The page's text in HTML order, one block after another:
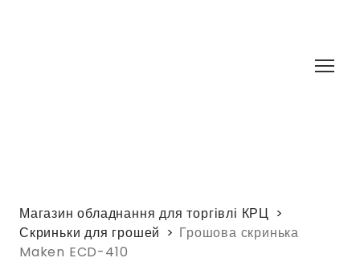
Магазин обладнання для торгівлі КРЦ
Скриньки для грошей
Грошова скринька
Maken ECD-410